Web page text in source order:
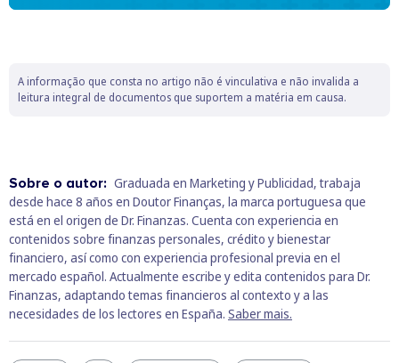
A informação que consta no artigo não é vinculativa e não invalida a
leitura integral de documentos que suportem a matéria em causa.
Sobre o autor: Graduada en Marketing y Publicidad, trabaja
desde hace 8 años en Doutor Finanças, la marca portuguesa que
está en el origen de Dr. Finanzas. Cuenta con experiencia en
contenidos sobre finanzas personales, crédito y bienestar
financiero, así como con experiencia profesional previa en el
mercado español. Actualmente escribe y edita contenidos para Dr.
Finanzas, adaptando temas financieros al contexto y a las
necesidades de los lectores en España. Saber mais.